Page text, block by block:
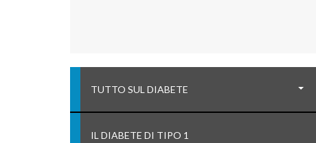
TUTTO SUL DIABETE
IL DIABETE DI TIPO 1